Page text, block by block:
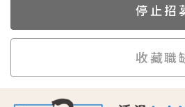
停止招
收藏職